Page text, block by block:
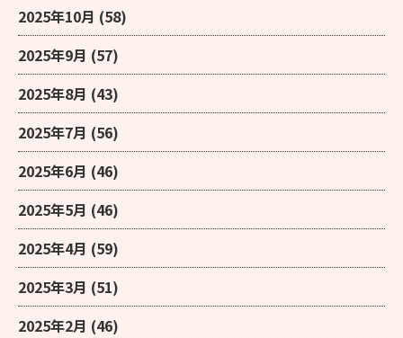
2025年10月 (58)
2025年9月 (57)
2025年8月 (43)
2025年7月 (56)
2025年6月 (46)
2025年5月 (46)
2025年4月 (59)
2025年3月 (51)
2025年2月 (46)